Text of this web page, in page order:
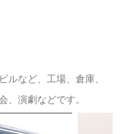
ルなど、工場、倉庫、
、演劇などです。